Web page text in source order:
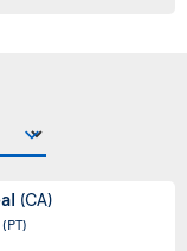
(CA)
(PT)